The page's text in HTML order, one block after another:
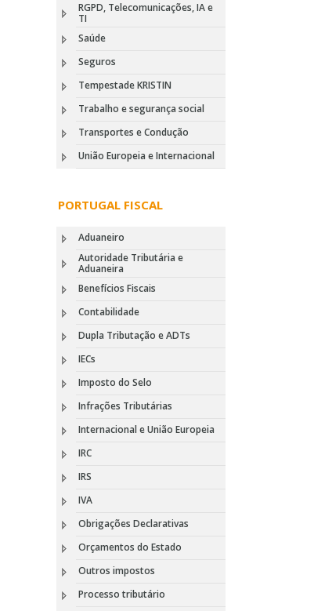
RGPD, Telecomunicações, IA e
TI
Saúde
Seguros
Tempestade KRISTIN
Trabalho e segurança social
Transportes e Condução
União Europeia e Internacional
PORTUGAL FISCAL
Aduaneiro
Autoridade Tributária e
Aduaneira
Benefícios Fiscais
Contabilidade
Dupla Tributação e ADTs
IECs
Imposto do Selo
Infrações Tributárias
Internacional e União Europeia
IRC
IRS
IVA
Obrigações Declarativas
Orçamentos do Estado
Outros impostos
Processo tributário